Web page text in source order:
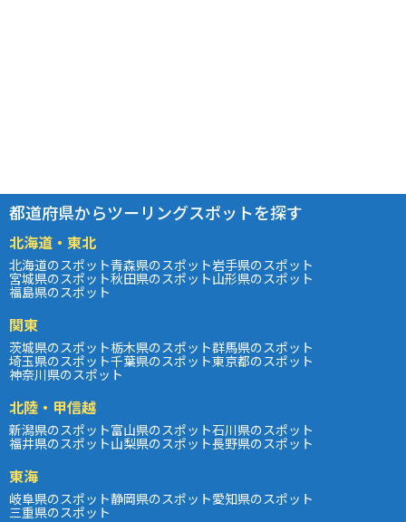
都道府県からツーリングスポットを探す
北海道・東北
北海道のスポット青森県のスポット岩手県のスポット
宮城県のスポット秋田県のスポット山形県のスポット
福島県のスポット
関東
茨城県のスポット栃木県のスポット群馬県のスポット
埼玉県のスポット千葉県のスポット東京都のスポット
神奈川県のスポット
北陸・甲信越
新潟県のスポット富山県のスポット石川県のスポット
福井県のスポット山梨県のスポット長野県のスポット
東海
岐阜県のスポット静岡県のスポット愛知県のスポット
三重県のスポット